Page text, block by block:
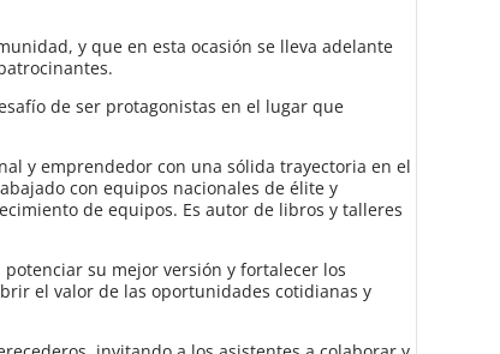
y que en esta ocasión se lleva adelante
de ser protagonistas en el lugar que
y emprendedor con una sólida trayectoria en el
con equipos nacionales de élite y
de equipos. Es autor de libros y talleres
su mejor versión y fortalecer los
el valor de las oportunidades cotidianas y